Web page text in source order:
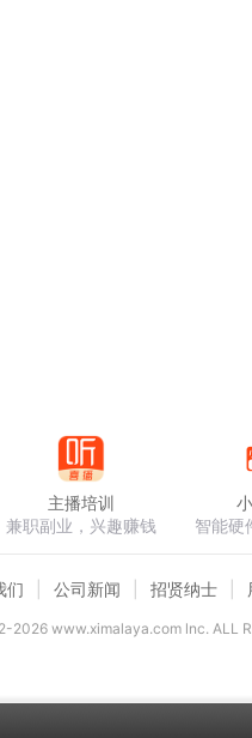
主播培训
兼职副业，兴趣赚钱
智能硬
们 公司新闻 招贤纳士
2026www.ximalaya.com lnc. ALL